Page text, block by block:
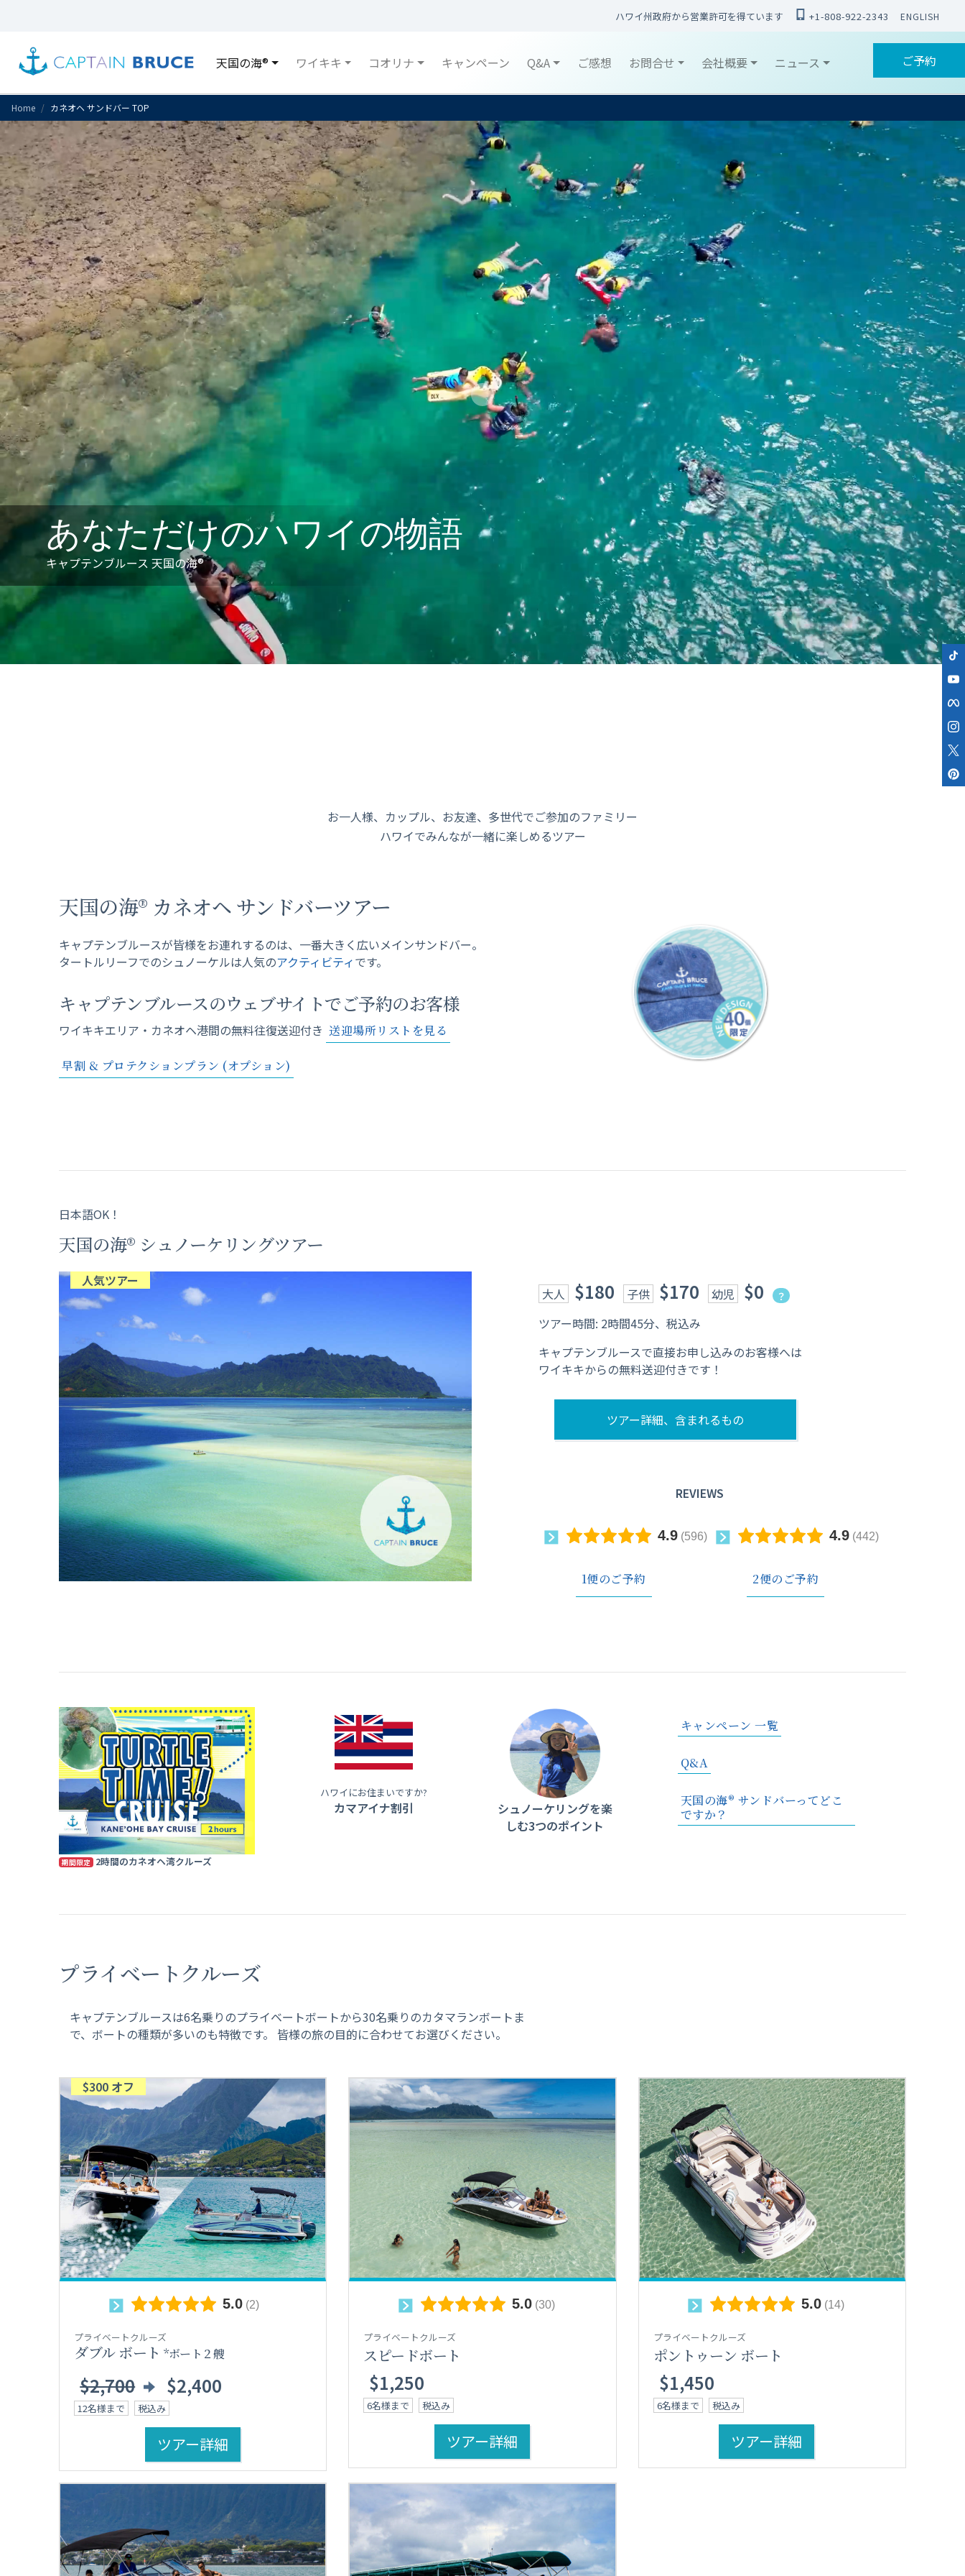
ハワイ州政府から営業許可を得ています +1-808-922-2343 ENGLISH
ご予約
天国の海® ワイキキ コオリナ キャンペーン Q&A ご感想 お問合せ 会社概要 ニュース
Home カネオヘ サンドバー TOP
あなただけのハワイの物語
キャプテンブルース 天国の海®
お一人様、カップル、お友達、多世代でご参加のファミリー
ハワイでみんなが一緒に楽しめるツアー
天国の海® カネオヘ サンドバーツアー
キャプテンブルースが皆様をお連れするのは、一番大きく広いメインサンドバー。
タートルリーフでのシュノーケルは人気のアクティビティです。
キャプテンブルースのウェブサイトでご予約のお客様
ワイキキエリア・カネオヘ港間の無料往復送迎付き 送迎場所リストを見る
早割 & プロテクションプラン (オプション)
日本語OK！
天国の海® シュノーケリングツアー
人気ツアー
大人 $180 子供 $170 幼児 $0 ？
ツアー時間: 2時間45分、税込み
キャプテンブルースで直接お申し込みのお客様へは
ワイキキからの無料送迎付きです！
ツアー詳細、含まれるもの
REVIEWS
1便のご予約 2便のご予約
期間限定 2時間のカネオヘ湾クルーズ
ハワイにお住まいですか?
カマアイナ割引
シュノーケリングを楽
しむ3つのポイント
キャンペーン 一覧
Q&A
天国の海® サンドバーってどこ
ですか？
プライベートクルーズ
キャプテンブルースは6名乗りのプライベートボートから30名乗りのカタマランボートま
で、ボートの種類が多いのも特徴です。 皆様の旅の目的に合わせてお選びください。
$300 オフ
プライベートクルーズ
ダブル ボート*ボート２艘
$2,700 $2,400
12名様まで 税込み
ツアー詳細
プライベートクルーズ
スピードボート
$1,250
6名様まで 税込み
ツアー詳細
プライベートクルーズ
ポントゥーン ボート
$1,450
6名様まで 税込み
ツアー詳細